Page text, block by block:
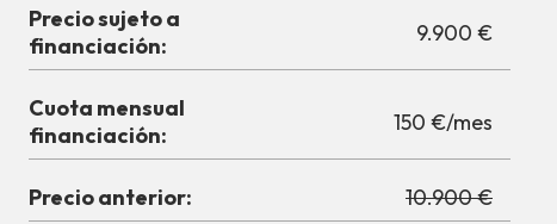
Precio sujeto a
financiación:
9.900 €
Cuota mensual
financiación:
150 €/mes
Precio anterior: 10.900 €